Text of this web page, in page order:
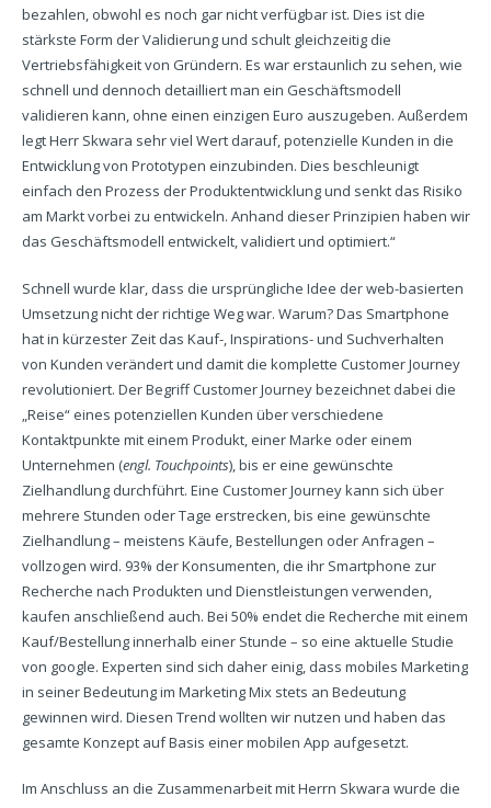
bezahlen, obwohl es noch gar nicht verfügbar ist. Dies ist die
stärkste Form der Validierung und schult gleichzeitig die
Vertriebsfähigkeit von Gründern. Es war erstaunlich zu sehen, wie
schnell und dennoch detailliert man ein Geschäftsmodell
validieren kann, ohne einen einzigen Euro auszugeben. Außerdem
legt Herr Skwara sehr viel Wert darauf, potenzielle Kunden in die
Entwicklung von Prototypen einzubinden. Dies beschleunigt
einfach den Prozess der Produktentwicklung und senkt das Risiko
am Markt vorbei zu entwickeln. Anhand dieser Prinzipien haben wir
das Geschäftsmodell entwickelt, validiert und optimiert.“
Schnell wurde klar, dass die ursprüngliche Idee der web-basierten
Umsetzung nicht der richtige Weg war. Warum? Das Smartphone
hat in kürzester Zeit das Kauf-, Inspirations- und Suchverhalten
von Kunden verändert und damit die komplette Customer Journey
revolutioniert. Der Begriff Customer Journey bezeichnet dabei die
„Reise“ eines potenziellen Kunden über verschiedene
Kontaktpunkte mit einem Produkt, einer Marke oder einem
Unternehmen (engl. Touchpoints), bis er eine gewünschte
Zielhandlung durchführt. Eine Customer Journey kann sich über
mehrere Stunden oder Tage erstrecken, bis eine gewünschte
Zielhandlung – meistens Käufe, Bestellungen oder Anfragen –
vollzogen wird. 93% der Konsumenten, die ihr Smartphone zur
Recherche nach Produkten und Dienstleistungen verwenden,
kaufen anschließend auch. Bei 50% endet die Recherche mit einem
Kauf/Bestellung innerhalb einer Stunde – so eine aktuelle Studie
von google. Experten sind sich daher einig, dass mobiles Marketing
in seiner Bedeutung im Marketing Mix stets an Bedeutung
gewinnen wird. Diesen Trend wollten wir nutzen und haben das
gesamte Konzept auf Basis einer mobilen App aufgesetzt.
Im Anschluss an die Zusammenarbeit mit Herrn Skwara wurde die